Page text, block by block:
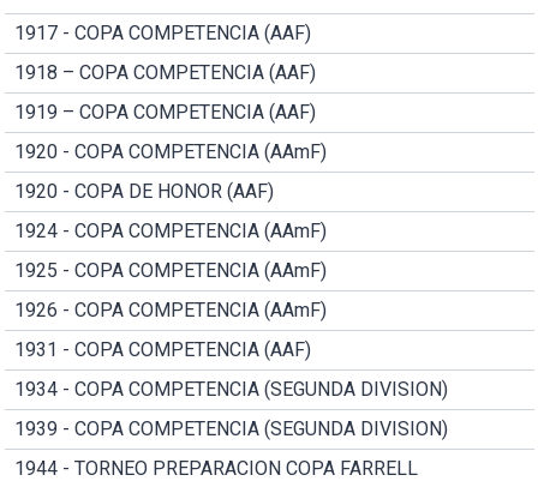
1917 - COPA COMPETENCIA (AAF)
1918 – COPA COMPETENCIA (AAF)
1919 – COPA COMPETENCIA (AAF)
1920 - COPA COMPETENCIA (AAmF)
1920 - COPA DE HONOR (AAF)
1924 - COPA COMPETENCIA (AAmF)
1925 - COPA COMPETENCIA (AAmF)
1926 - COPA COMPETENCIA (AAmF)
1931 - COPA COMPETENCIA (AAF)
1934 - COPA COMPETENCIA (SEGUNDA DIVISION)
1939 - COPA COMPETENCIA (SEGUNDA DIVISION)
1944 - TORNEO PREPARACION COPA FARRELL